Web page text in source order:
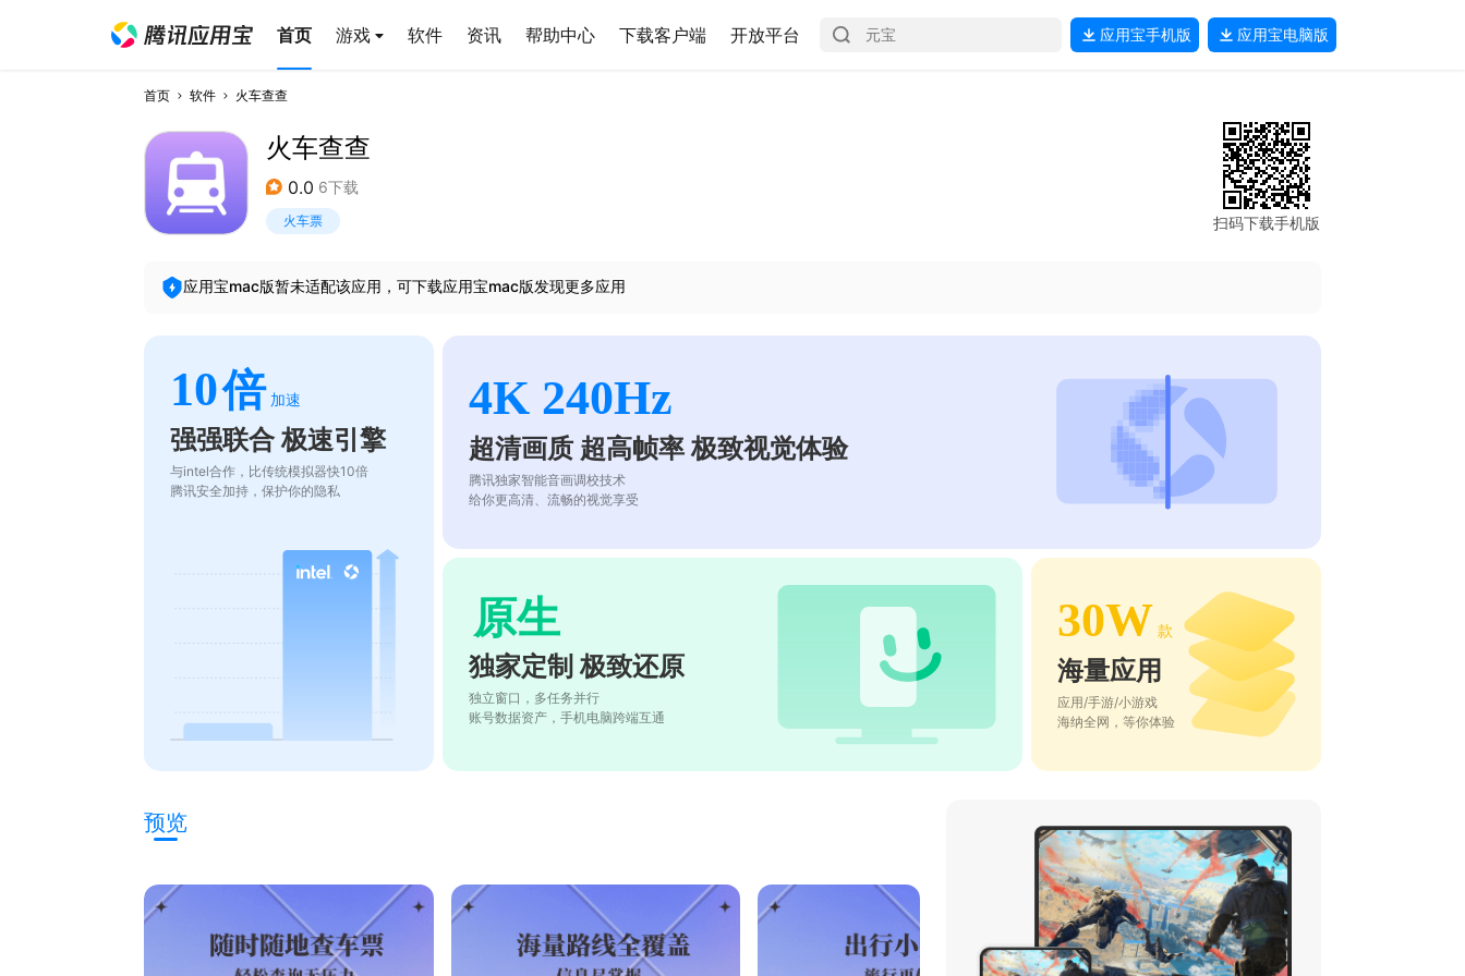
首页 游戏 软件 资讯 帮助中心 下载客户端 开放平台 应用宝手机版 应用宝电脑版
首页 软件 火车查查
火车查查
0.0 6下载
火车票 扫码下载手机版
应用宝mac版暂未适配该应用，可下载应用宝mac版发现更多应用
10倍 加速
强强联合 极速引擎
与intel合作，比传统模拟器快10倍
腾讯安全加持，保护你的隐私
4K 240Hz
超清画质 超高帧率 极致视觉体验
腾讯独家智能音画调校技术
给你更高清、流畅的视觉享受
原生
独家定制 极致还原
独立窗口，多任务并行
账号数据资产，手机电脑跨端互通
30W 款
海量应用
应用/手游/小游戏
海纳全网，等你体验
预览